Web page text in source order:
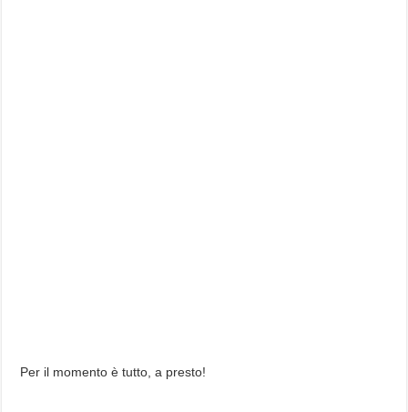
Per il momento è tutto, a presto!